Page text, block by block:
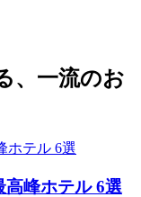
、一流のお
高峰ホテル 6選